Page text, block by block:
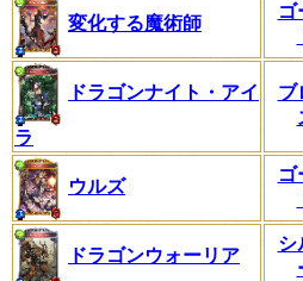
変化する魔術師
ゴ
ドラゴンナイト・アイ
ラ
ブ
ウルズ
ゴ
ドラゴンウォーリア
シ